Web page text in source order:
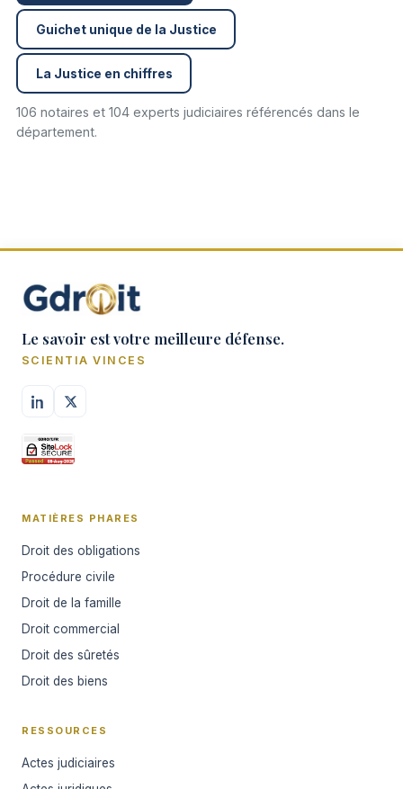
Guichet unique de la Justice
La Justice en chiffres
106 notaires et 104 experts judiciaires référencés dans le
département.
Le savoir est votre meilleure défense.
SCIENTIA VINCES
MATIÈRES PHARES
Droit des obligations
Procédure civile
Droit de la famille
Droit commercial
Droit des sûretés
Droit des biens
RESSOURCES
Actes judiciaires